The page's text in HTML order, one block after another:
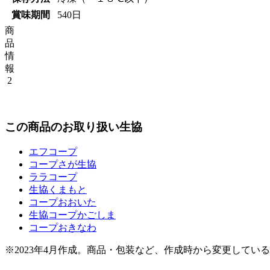
賞味期間
540日
商
品
情
報
2
この商品のお取り扱い生協
エフコープ
コープさが生協
ララコープ
生協くまもと
コープおおいた
生協コープかごしま
コープおきなわ
※2023年4月作成。商品・包装など、作成時から変更している